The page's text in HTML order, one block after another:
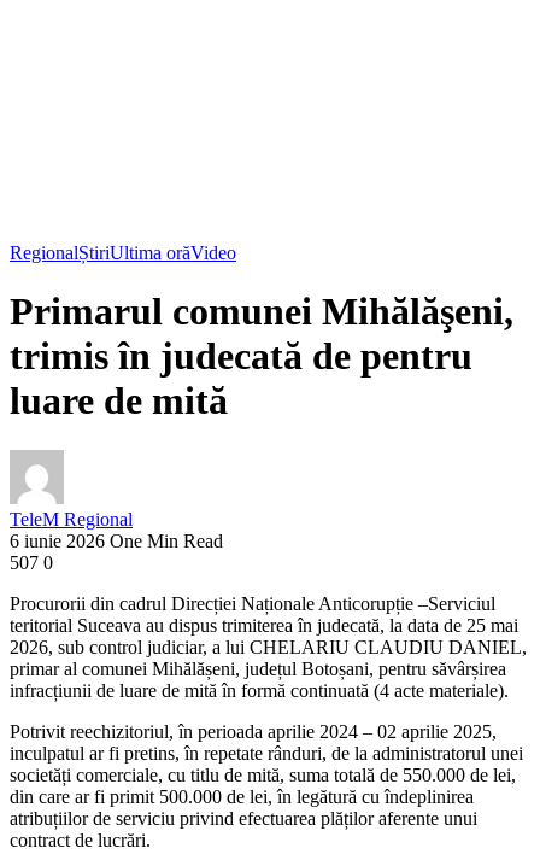
RegionalȘtiriUltima orăVideo
Primarul comunei Mihălăşeni,
trimis în judecată de pentru
luare de mită
TeleM Regional
6 iunie 2026 One Min Read
507 0
Procurorii din cadrul Direcției Naționale Anticorupție –Serviciul
teritorial Suceava au dispus trimiterea în judecată, la data de 25 mai
2026, sub control judiciar, a lui CHELARIU CLAUDIU DANIEL,
primar al comunei Mihălășeni, județul Botoșani, pentru săvârșirea
infracțiunii de luare de mită în formă continuată (4 acte materiale).
Potrivit reechizitoriul, în perioada aprilie 2024 – 02 aprilie 2025,
inculpatul ar fi pretins, în repetate rânduri, de la administratorul unei
societăți comerciale, cu titlu de mită, suma totală de 550.000 de lei,
din care ar fi primit 500.000 de lei, în legătură cu îndeplinirea
atribuțiilor de serviciu privind efectuarea plăților aferente unui
contract de lucrări.